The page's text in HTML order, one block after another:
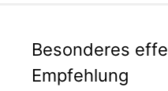
Besonderes
Empfehlung